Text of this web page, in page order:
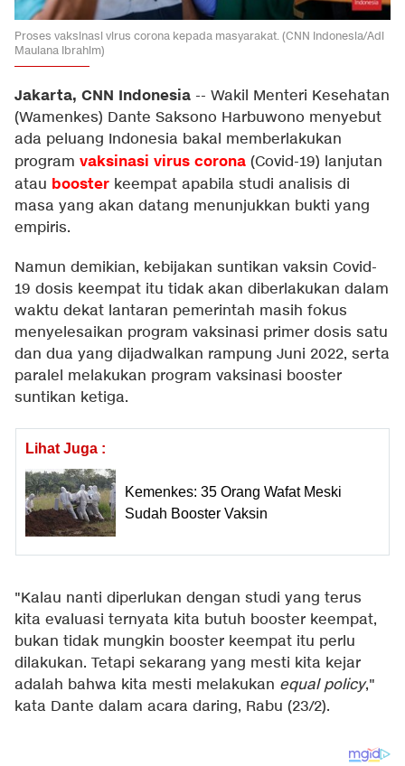
Proses vaksinasi virus corona kepada masyarakat. (CNN Indonesia/Adi
Maulana Ibrahim)
Jakarta, CNN Indonesia -- Wakil Menteri Kesehatan
(Wamenkes) Dante Saksono Harbuwono menyebut
ada peluang Indonesia bakal memberlakukan
program vaksinasi virus corona (Covid-19) lanjutan
atau booster keempat apabila studi analisis di
masa yang akan datang menunjukkan bukti yang
empiris.
Namun demikian, kebijakan suntikan vaksin Covid-
19 dosis keempat itu tidak akan diberlakukan dalam
waktu dekat lantaran pemerintah masih fokus
menyelesaikan program vaksinasi primer dosis satu
dan dua yang dijadwalkan rampung Juni 2022, serta
paralel melakukan program vaksinasi booster
suntikan ketiga.
Lihat Juga :
Kemenkes: 35 Orang Wafat Meski
Sudah Booster Vaksin
"Kalau nanti diperlukan dengan studi yang terus
kita evaluasi ternyata kita butuh booster keempat,
bukan tidak mungkin booster keempat itu perlu
dilakukan. Tetapi sekarang yang mesti kita kejar
adalah bahwa kita mesti melakukan equal policy,"
kata Dante dalam acara daring, Rabu (23/2).